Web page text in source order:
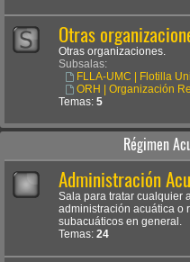
Otras
Otras organizaciones.
Subsalas:
FLLA-UMC | Flotilla
ORH | Organización
Temas: 5
Régimen
Administración
Sala para tratar cualquier
administración acuática o
subacuáticos en general.
Temas: 24